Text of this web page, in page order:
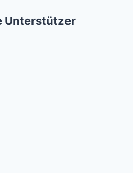
Unterstützer